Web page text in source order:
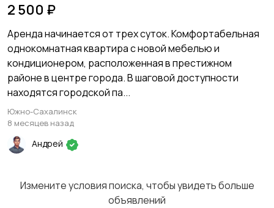
2 500 ₽
Аренда начинается от трех суток. Комфортабельная
однокомнатная квартира с новой мебелью и
кондиционером, расположенная в престижном
районе в центре города. В шаговой доступности
находятся городской па...
Южно-Сахалинск
8 месяцев назад
Андрей
Измените условия поиска, чтобы увидеть больше
объявлений